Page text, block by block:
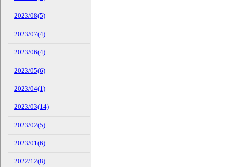
2023/08(5)
2023/07(4)
2023/06(4)
2023/05(6)
2023/04(1)
2023/03(14)
2023/02(5)
2023/01(6)
2022/12(8)